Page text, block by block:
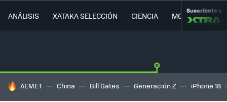
ANÁLISIS XATAKA SELECCIÓN CIENCIA MOVILIDAD
Suscríbete a
HOY SE HABLA DE
AEMET China Bill Gates Generación Z iPhone 18